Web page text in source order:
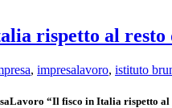
rispetto al resto
, impresalavoro, istituto
“Il fisco in Italia rispetto